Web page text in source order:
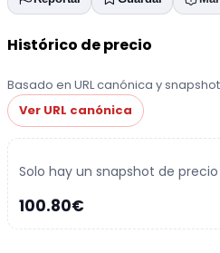
Histórico de precio
Basado en URL canónica y
Ver URL canónica
Solo hay un snapshot de
100.80€